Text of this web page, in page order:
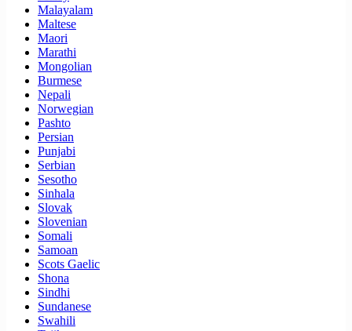
Malayalam
Maltese
Maori
Marathi
Mongolian
Burmese
Nepali
Norwegian
Pashto
Persian
Punjabi
Serbian
Sesotho
Sinhala
Slovak
Slovenian
Somali
Samoan
Scots Gaelic
Shona
Sindhi
Sundanese
Swahili